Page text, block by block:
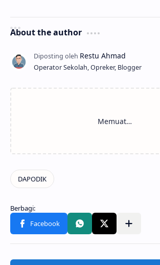
About the author
Operator Sekolah, Opreker, Blogger